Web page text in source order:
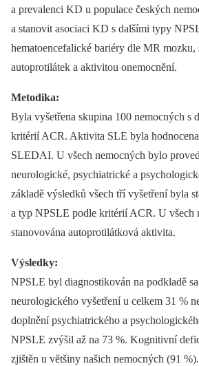
a prevalenci KD u populace českých
a stanovit asociaci KD s dalšími typy
hematoencefalické bariéry dle MR
autoprotilátek a aktivitou onemocnění.
Metodika:
Byla vyšetřena skupina 100 nemocných s
kritérií ACR. Aktivita SLE byla
SLEDAI. U všech nemocných bylo
neurologické, psychiatrické a
základě výsledků všech tří vyšetření byla
a typ NPSLE podle kritérií ACR. U všech
stanovována autoprotilátková aktivita.
Výsledky:
NPSLE byl diagnostikován na podkladě
neurologického vyšetření u celkem 31 %
doplnění psychiatrického a
NPSLE zvýšil až na 73 %. Kognitivní
zjištěn u většiny našich nemocných (91